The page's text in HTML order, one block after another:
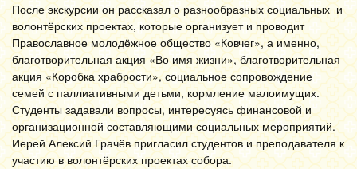
После экскурсии он рассказал о разнообразных социальных и
волонтёрских проектах, которые организует и проводит
Православное молодёжное общество «Ковчег», а именно,
благотворительная акция «Во имя жизни», благотворительная
акция «Коробка храбрости», социальное сопровождение
семей с паллиативными детьми, кормление малоимущих.
Студенты задавали вопросы, интересуясь финансовой и
организационной составляющими социальных мероприятий.
Иерей Алексий Грачёв пригласил студентов и преподавателя к
участию в волонтёрских проектах собора.